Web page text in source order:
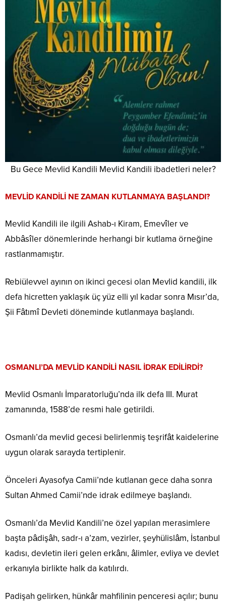
Bu Gece Mevlid Kandili Mevlid Kandili ibadetleri neler?
MEVLİD KANDİLİ NE ZAMAN KUTLANMAYA BAŞLANDI?
Mevlid Kandili ile ilgili Ashab-ı Kiram, Emevîler ve
Abbâsîler dönemlerinde herhangi bir kutlama örneğine
rastlanmamıştır.
Rebiülevvel ayının on ikinci gecesi olan Mevlid kandili, ilk
defa hicretten yaklaşık üç yüz elli yıl kadar sonra Mısır’da,
Şii Fâtımî Devleti döneminde kutlanmaya başlandı.
OSMANLI’DA MEVLİD KANDİLİ NASIL İDRAK EDİLİRDİ?
Mevlid Osmanlı İmparatorluğu’nda ilk defa III. Murat
zamanında, 1588’de resmi hale getirildi.
Osmanlı’da mevlid gecesi belirlenmiş teşrifât kaidelerine
uygun olarak sarayda tertiplenir.
Önceleri Ayasofya Camii’nde kutlanan gece daha sonra
Sultan Ahmed Camii’nde idrak edilmeye başlandı.
Osmanlı’da Mevlid Kandili’ne özel yapılan merasimlere
başta pâdişâh, sadr-ı a’zam, vezirler, şeyhülislâm, İstanbul
kadısı, devletin ileri gelen erkânı, âlimler, evliya ve devlet
erkanıyla birlikte halk da katılırdı.
Padişah gelirken, hünkâr mahfilinin penceresi açılır; bunu